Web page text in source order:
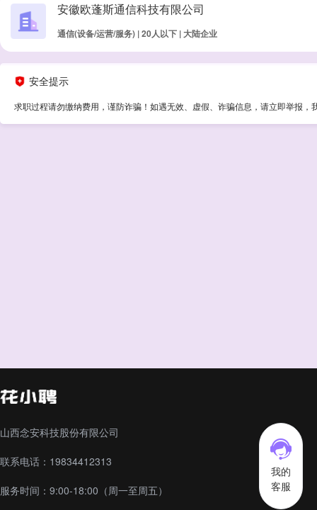
我的
客服
安徽欧蓬斯通信科技有限公司
通信(设备/运营/服务) | 20人以下 | 大陆企业
安全提示
求职过程请勿缴纳费用，谨防诈骗！如遇无效、虚假、诈骗信息，请立即举报，
山西念安科技股份有限公司
联系电话：19834412313
服务时间：9:00-18:00（周一至周五）